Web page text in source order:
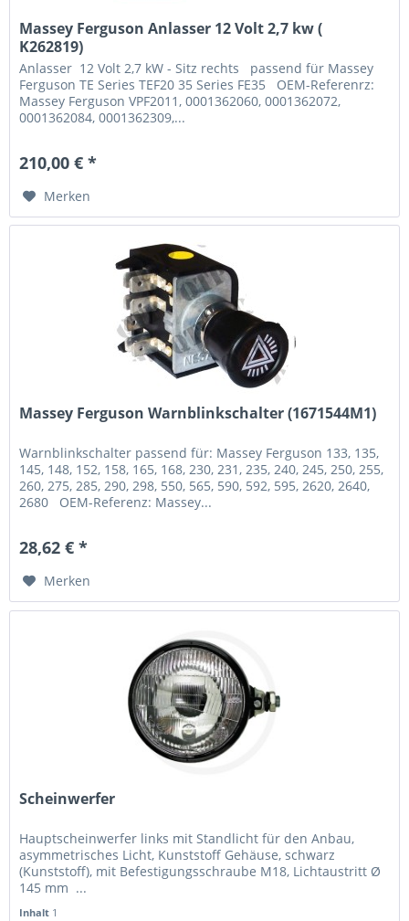
Massey Ferguson Anlasser 12 Volt 2,7 kw (
K262819)
Anlasser 12 Volt 2,7 kW - Sitz rechts passend für Massey
Ferguson TE Series TEF20 35 Series FE35 OEM-Referenrz:
Massey Ferguson VPF2011, 0001362060, 0001362072,
0001362084, 0001362309,...
210,00 € *
Merken
Massey Ferguson Warnblinkschalter (1671544M1)
Warnblinkschalter passend für: Massey Ferguson 133, 135,
145, 148, 152, 158, 165, 168, 230, 231, 235, 240, 245, 250, 255,
260, 275, 285, 290, 298, 550, 565, 590, 592, 595, 2620, 2640,
2680 OEM-Referenz: Massey...
28,62 € *
Merken
Scheinwerfer
Hauptscheinwerfer links mit Standlicht für den Anbau,
asymmetrisches Licht, Kunststoff Gehäuse, schwarz
(Kunststoff), mit Befestigungsschraube M18, Lichtaustritt Ø
145 mm ...
Inhalt 1